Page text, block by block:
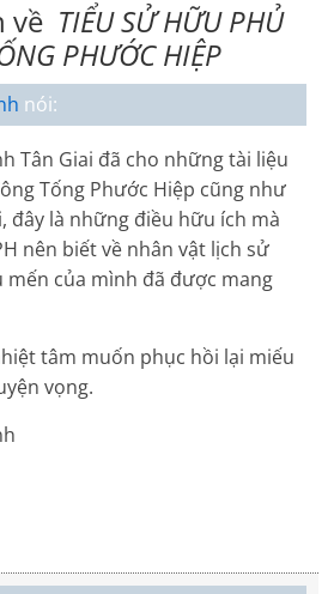
về TIỂU SỬ HỮU PHỦ
PHƯỚC HIỆP
nói:
Tân Giai đã cho những tài liệu
Tống Phước Hiệp cũng như
đây là những điều hữu ích mà
nên biết về nhân vật lịch sử
của mình đã được mang
tâm muốn phục hồi lại miếu
vọng.